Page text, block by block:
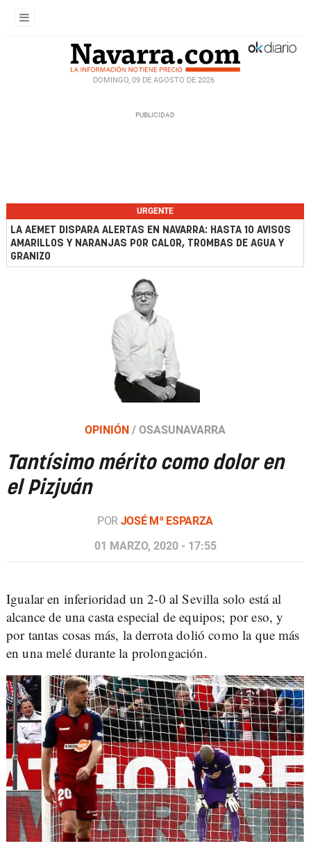
DOMINGO, 09 DE AGOSTO DE 2026
URGENTE
LA AEMET DISPARA ALERTAS EN NAVARRA: HASTA 10 AVISOS
AMARILLOS Y NARANJAS POR CALOR, TROMBAS DE AGUA Y
GRANIZO
OPINIÓN / OSASUNAVARRA
Tantísimo mérito como dolor en
el Pizjuán
POR JOSÉ Mª ESPARZA
01 MARZO, 2020 - 17:55
Igualar en inferioridad un 2-0 al Sevilla solo está al
alcance de una casta especial de equipos; por eso, y
por tantas cosas más, la derrota dolió como la que más
en una melé durante la prolongación.